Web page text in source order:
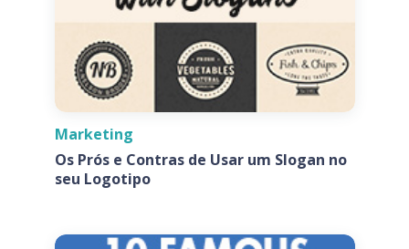
Marketing
Os Prós e Contras de Usar um Slogan no
seu Logotipo